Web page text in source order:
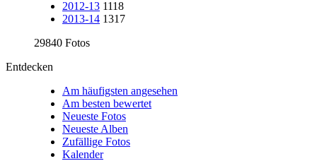
2012-13 1118
2013-14 1317
29840 Fotos
Entdecken
Am häufigsten angesehen
Am besten bewertet
Neueste Fotos
Neueste Alben
Zufällige Fotos
Kalender